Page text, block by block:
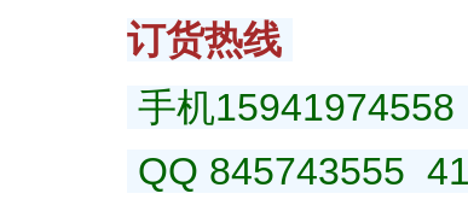
订货热线
手机
QQ 845743555